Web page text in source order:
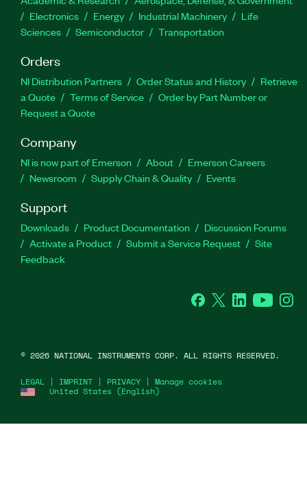
Electronics
Energy Industrial Machinery
Life
Sciences
Semiconductor Transportation
Orders
NI Distribution Partners Order Status and History
Retrieve
a Quote
Terms of Service
Order by Part Number or
Request a Quote
Company
NI is now part of Emerson About
Emerson Careers
Newsroom
Supply Chain & Quality Events
Support
Downloads Product Documentation
Discussion Forums
Activate a Product
Submit a Service Request
Site
Feedback
Facebook
Twitter LinkedInYouTube
United States (English)
LEGAL | IMPRINT | PRIVACY | Manage cookies
© 2026 NATIONAL INSTRUMENTS CORP. ALL RIGHTS RESERVED.